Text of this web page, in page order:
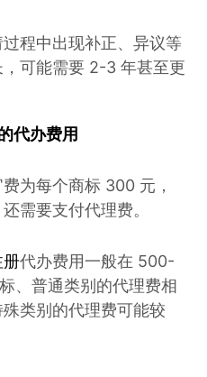
过程中出现补正、异议等
可能需要 2-3 年甚至更
代办费用
费为每个商标 300 元，
需要支付代理费。
册代办费用一般在 500-
、普通类别的代理费相
类别的代理费可能较